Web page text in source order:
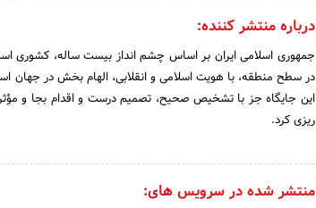
درباره منتشر کننده:
جمهوری اسلامی ایران بر اساس چشم انداز بیست ساله، کشوری
در سطح منطقه، با هویت اسلامی و انقلابی، الهام بخش در جهان
این جایگاه جز با تشخیص صحیح، تصمیم درست و اقدام بجا و
ریزی کرد.
منتشر شده در سرویس های: